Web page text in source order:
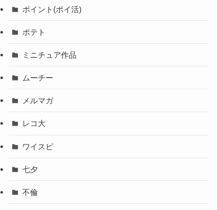
ポイント(ポイ活)
ポテト
ミニチュア作品
ムーチー
メルマガ
レコ大
ワイスピ
七夕
不倫